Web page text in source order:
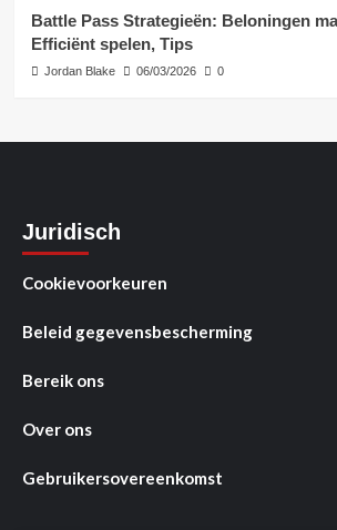
Battle Pass Strategieën: Beloningen
Efficiënt spelen, Tips
Jordan Blake 06/03/2026 0
Juridisch
Cookievoorkeuren
Beleid gegevensbescherming
Bereik ons
Over ons
Gebruikersovereenkomst